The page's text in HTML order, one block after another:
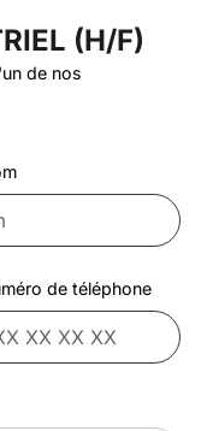
(H/F)
de nos
de téléphone